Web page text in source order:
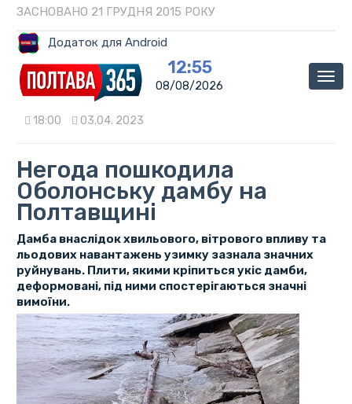
ЗАСНОВАНО 21 ГРУДНЯ 2015 РОКУ
Додаток для Android
12:55
08/08/2026
18:00 03.04. 2023
Негода пошкодила
Оболонську дамбу на
Полтавщині
Дамба внаслідок хвильового, вітрового впливу та
льодових навантажень узимку зазнала значних
руйнувань. Плити, якими кріпиться укіс дамби,
деформовані, під ними спостерігаються значні
вимоїни.